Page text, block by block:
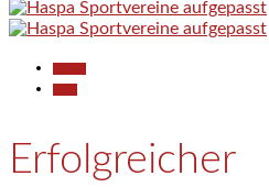
Erfolgreicher